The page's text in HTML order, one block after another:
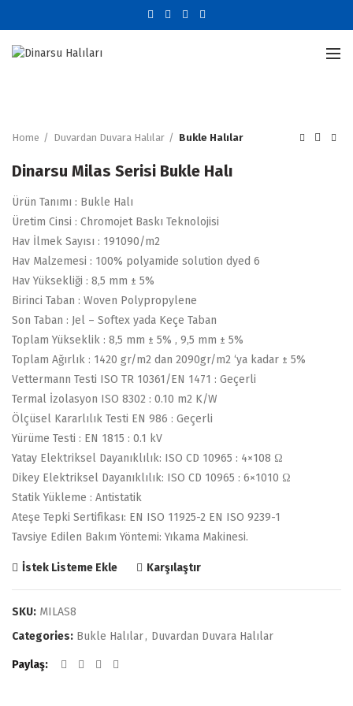
Home Duvardan Duvara Halılar Bukle Halılar
Dinarsu Milas Serisi Bukle Halı
Ürün Tanımı : Bukle Halı
Üretim Cinsi : Chromojet Baskı Teknolojisi
Hav İlmek Sayısı : 191090/m2
Hav Malzemesi : 100% polyamide solution dyed 6
Hav Yüksekliği : 8,5 mm ± 5%
Birinci Taban : Woven Polypropylene
Son Taban : Jel – Softex yada Keçe Taban
Toplam Yükseklik : 8,5 mm ± 5% , 9,5 mm ± 5%
Toplam Ağırlık : 1420 gr/m2 dan 2090gr/m2 ‘ya kadar ± 5%
Vettermann Testi ISO TR 10361/EN 1471 : Geçerli
Termal İzolasyon ISO 8302 : 0.10 m2 K/W
Ölçüsel Kararlılık Testi EN 986 : Geçerli
Yürüme Testi : EN 1815 : 0.1 kV
Yatay Elektriksel Dayanıklılık: ISO CD 10965 : 4×108 Ω
Dikey Elektriksel Dayanıklılık: ISO CD 10965 : 6×1010 Ω
Statik Yükleme : Antistatik
Ateşe Tepki Sertifikası: EN ISO 11925-2 EN ISO 9239-1
Tavsiye Edilen Bakım Yöntemi: Yıkama Makinesi.
İstek Listeme Ekle Karşılaştır
SKU: MILAS8
Categories: Bukle Halılar, Duvardan Duvara Halılar
Paylaş